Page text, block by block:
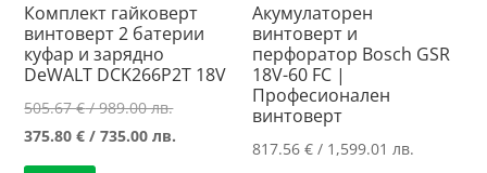
Комплект гайковерт
винтоверт 2 батерии
куфар и зарядно
DeWALT DCK266P2T 18V
505.67€/ 989.00 лв.Original
price
375.80€ / 735.00 лв.
Акумулаторен
винтоверт и
перфоратор Bosch GSR
18V-60 FC |
Професионален
винтоверт
817.56€ / 1,599.01 лв.